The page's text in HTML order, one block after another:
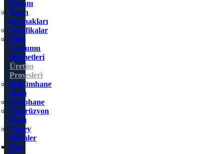
Beyanı
İnsan
Kaynakları
Sertifikalar
Bilgi
Toplumu
Hizmetleri
Üretim
Prosesleri
Dökümhane
Hattı
Kalıphane
Ekstrüzyon
Hattı
Yüzey
İşlemler
Toz